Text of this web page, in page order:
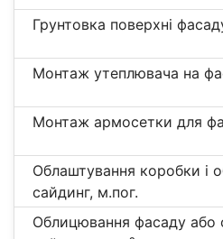
Грунтовка поверхні
Монтаж утеплювача на
Монтаж армосетки для
Облаштування коробки і
сайдинг, м.пог.
Облицювання фасаду або